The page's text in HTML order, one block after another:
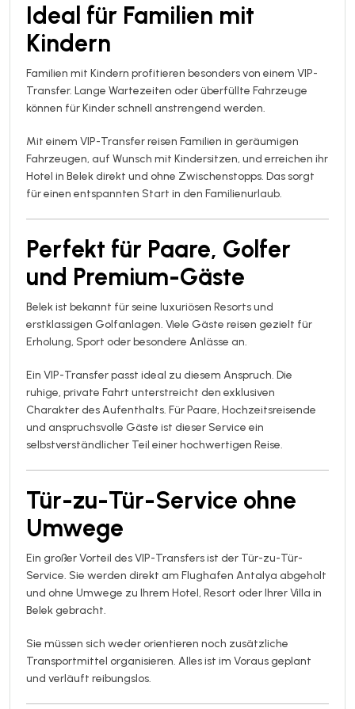
Ideal für Familien mit
Kindern
Familien mit Kindern profitieren besonders von einem VIP-
Transfer. Lange Wartezeiten oder überfüllte Fahrzeuge
können für Kinder schnell anstrengend werden.
Mit einem VIP-Transfer reisen Familien in geräumigen
Fahrzeugen, auf Wunsch mit Kindersitzen, und erreichen ihr
Hotel in Belek direkt und ohne Zwischenstopps. Das sorgt
für einen entspannten Start in den Familienurlaub.
Perfekt für Paare, Golfer
und Premium-Gäste
Belek ist bekannt für seine luxuriösen Resorts und
erstklassigen Golfanlagen. Viele Gäste reisen gezielt für
Erholung, Sport oder besondere Anlässe an.
Ein VIP-Transfer passt ideal zu diesem Anspruch. Die
ruhige, private Fahrt unterstreicht den exklusiven
Charakter des Aufenthalts. Für Paare, Hochzeitsreisende
und anspruchsvolle Gäste ist dieser Service ein
selbstverständlicher Teil einer hochwertigen Reise.
Tür-zu-Tür-Service ohne
Umwege
Ein großer Vorteil des VIP-Transfers ist der Tür-zu-Tür-
Service. Sie werden direkt am Flughafen Antalya abgeholt
und ohne Umwege zu Ihrem Hotel, Resort oder Ihrer Villa in
Belek gebracht.
Sie müssen sich weder orientieren noch zusätzliche
Transportmittel organisieren. Alles ist im Voraus geplant
und verläuft reibungslos.